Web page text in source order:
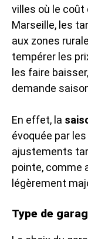
villes où le coût
Marseille, les
aux zones
tempérer les
les faire
demande
En effet, la
évoquée par
ajustements
pointe, comme
légèrement
Type de